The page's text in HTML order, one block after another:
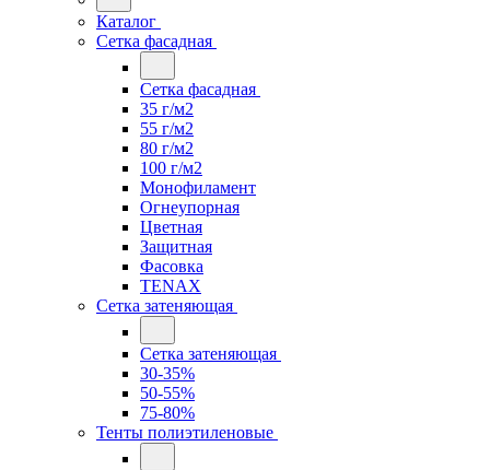
Каталог
Сетка фасадная
Сетка фасадная
35 г/м2
55 г/м2
80 г/м2
100 г/м2
Монофиламент
Огнеупорная
Цветная
Защитная
Фасовка
TENAX
Сетка затеняющая
Сетка затеняющая
30-35%
50-55%
75-80%
Тенты полиэтиленовые